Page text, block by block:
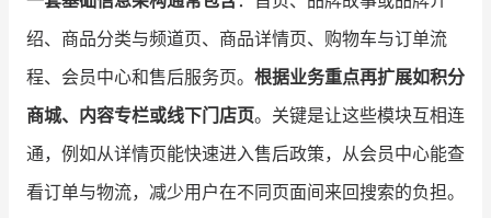
绍、商品分类与频道页、商品详情页、购物车与订单流
程、会员中心和售后服务页。 根据业务重点再扩展如积分
商城、内容专栏或线下门店页。关键是让这些模块互相连
通，例如从详情页能快速进入售后政策，从会员中心能查
看订单与物流，减少用户在不同页面间来回搜索的负担。